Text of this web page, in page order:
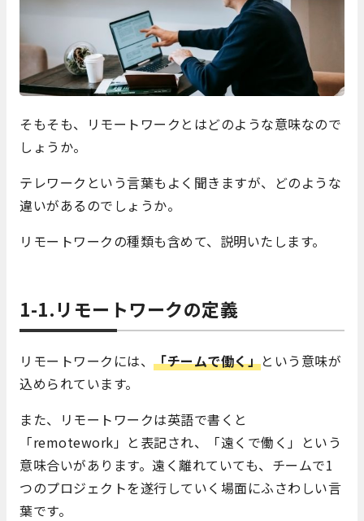
そもそも、リモートワークとはどのような意味なので
しょうか。
テレワークという言葉もよく聞きますが、どのような
違いがあるのでしょうか。
リモートワークの種類も含めて、説明いたします。
1-1.リモートワークの定義
リモートワークには、 「チームで働く」という意味が
込められています。
また、リモートワークは英語で書くと
「remotework」と表記され、「遠くで働く」という
意味合いがあります。遠く離れていても、チームで1
つのプロジェクトを遂行していく場面にふさわしい言
葉です。